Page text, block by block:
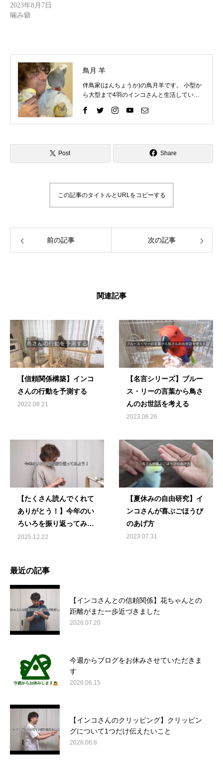
2023年8月7日
噛み癖
鳥月 羊
伴鳥家(はんちょうか)の鳥月羊です。 小型か
ら大型まで4羽のインコさんと生活していま
困りごとを経験してきました。 そしてそれを
いろいろな方法で解決して、今ではインコさ
インコライフをさらに楽しいものにしたい。
インコさんと「生涯の相棒」と呼べるような
に、生きていく」 生涯の相棒インコと寄り添
える生活を愛鳥家さんと一緒にデザインして
Post Share
この記事のタイトルとURLをコピーする
前の記事 次の記事
関連記事
【信頼関係構築】インコ
さんの行動を予測する
2022.08.21
【名言シリーズ】ブルー
ス・リーの言葉から鳥さ
んのお世話を考える
2023.06.26
【たくさん読んでくれて
ありがとう！】今年のい
ろいろを振り返ってみよ
う
2025.12.22
【夏休みの自由研究】イ
ンコさんが喜ぶごほうび
のあげ方
2023.07.31
最近の記事
【インコさんとの信頼関係】花ちゃんとの
距離がまた一歩近づきました
2026.07.20
今週からブログをお休みさせていただきま
す
2026.06.15
【インコさんのクリッピング】クリッピン
グについて1つだけ伝えたいこと
2026.06.8